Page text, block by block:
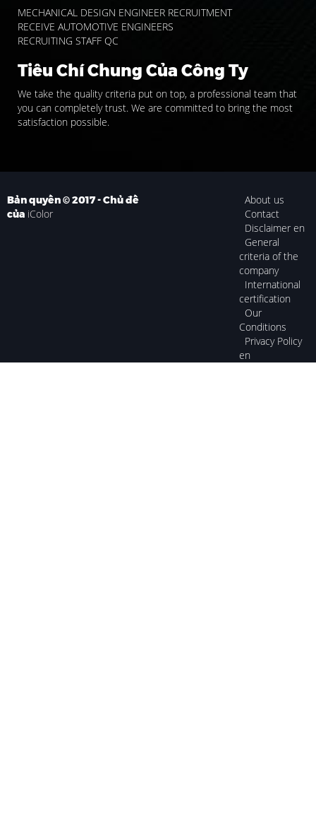
MECHANICAL DESIGN ENGINEER RECRUITMENT
RECEIVE AUTOMOTIVE ENGINEERS
RECRUITING STAFF QC
Tiêu Chí Chung Của Công Ty
We take the quality criteria put on top, a professional team that
you can completely trust. We are committed to bring the most
satisfaction possible.
Bản quyền © 2017 - Chủ đề
của iColor
About us
Contact
Disclaimer en
General
criteria of the
company
International
certification
Our
Conditions
Privacy Policy
en